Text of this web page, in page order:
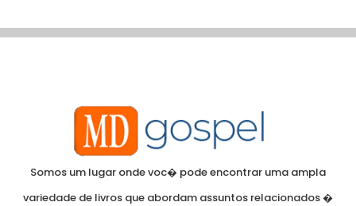
Somos um lugar onde voc� pode encontrar uma ampla
variedade de livros que abordam assuntos relacionados �